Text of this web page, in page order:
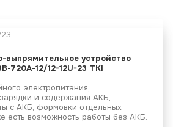
выпрямительное устройство
720А-12/12-12U-23 ТКI
электропитания,
и содержания АКБ,
с АКБ, формовки отдельных
есть возможность работы без АКБ.